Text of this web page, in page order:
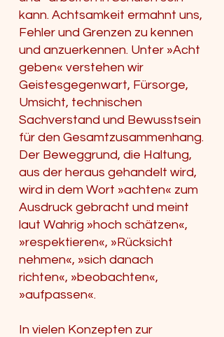
kann. Achtsamkeit ermahnt uns,
Fehler und Grenzen zu kennen
und anzuerkennen. Unter »Acht
geben« verstehen wir
Geistesgegenwart, Fürsorge,
Umsicht, technischen
Sachverstand und Bewusstsein
für den Gesamtzusammenhang.
Der Beweggrund, die Haltung,
aus der heraus gehandelt wird,
wird in dem Wort »achten« zum
Ausdruck gebracht und meint
laut Wahrig »hoch schätzen«,
»respektieren«, »Rücksicht
nehmen«, »sich danach
richten«, »beobachten«,
»aufpassen«.
In vielen Konzepten zur